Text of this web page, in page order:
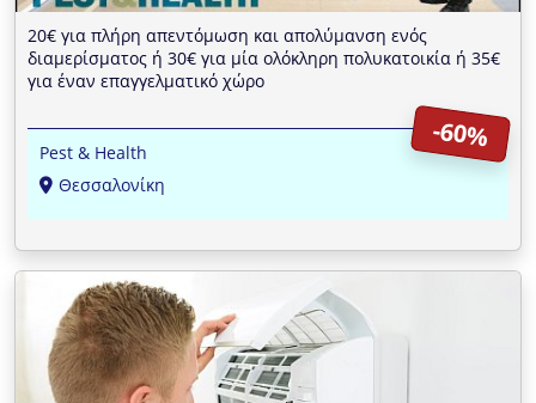
20€ για πλήρη απεντόμωση και απολύμανση ενός
διαμερίσματος ή 30€ για μία ολόκληρη πολυκατοικία ή 35€
για έναν επαγγελματικό χώρο
-60%
Pest & Health
Θεσσαλονίκη